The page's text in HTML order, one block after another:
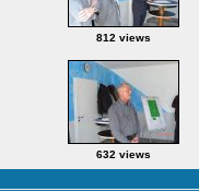
812 views
632 views